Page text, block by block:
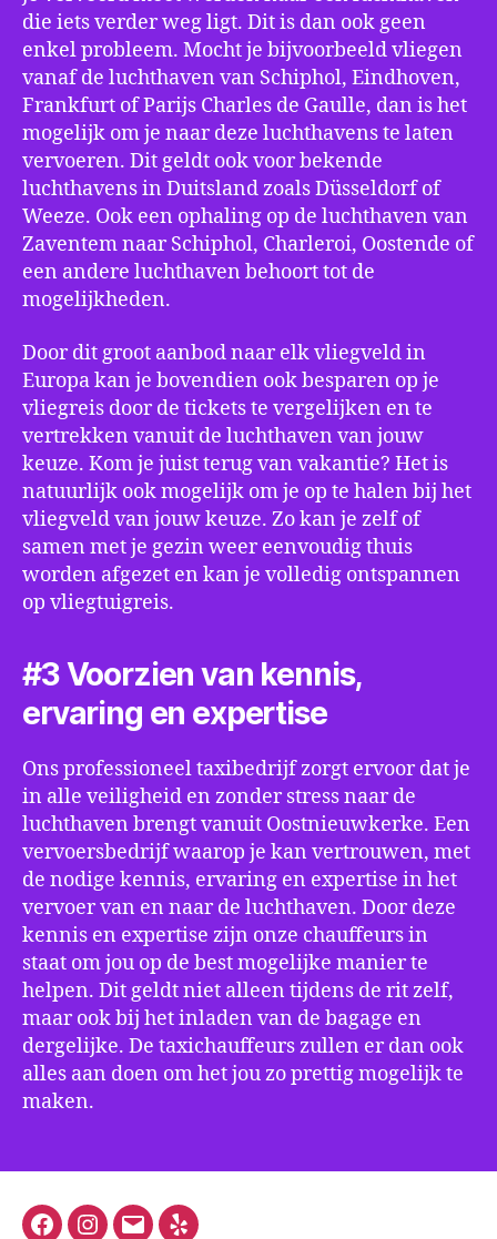
die iets verder weg ligt. Dit is dan ook geen
enkel probleem. Mocht je bijvoorbeeld vliegen
vanaf de luchthaven van Schiphol, Eindhoven,
Frankfurt of Parijs Charles de Gaulle, dan is het
mogelijk om je naar deze luchthavens te laten
vervoeren. Dit geldt ook voor bekende
luchthavens in Duitsland zoals Düsseldorf of
Weeze. Ook een ophaling op de luchthaven van
Zaventem naar Schiphol, Charleroi, Oostende of
een andere luchthaven behoort tot de
mogelijkheden.
Door dit groot aanbod naar elk vliegveld in
Europa kan je bovendien ook besparen op je
vliegreis door de tickets te vergelijken en te
vertrekken vanuit de luchthaven van jouw
keuze. Kom je juist terug van vakantie? Het is
natuurlijk ook mogelijk om je op te halen bij het
vliegveld van jouw keuze. Zo kan je zelf of
samen met je gezin weer eenvoudig thuis
worden afgezet en kan je volledig ontspannen
op vliegtuigreis.
#3 Voorzien van kennis,
ervaring en expertise
Ons professioneel taxibedrijf zorgt ervoor dat je
in alle veiligheid en zonder stress naar de
luchthaven brengt vanuit Oostnieuwkerke. Een
vervoersbedrijf waarop je kan vertrouwen, met
de nodige kennis, ervaring en expertise in het
vervoer van en naar de luchthaven. Door deze
kennis en expertise zijn onze chauffeurs in
staat om jou op de best mogelijke manier te
helpen. Dit geldt niet alleen tijdens de rit zelf,
maar ook bij het inladen van de bagage en
dergelijke. De taxichauffeurs zullen er dan ook
alles aan doen om het jou zo prettig mogelijk te
maken.